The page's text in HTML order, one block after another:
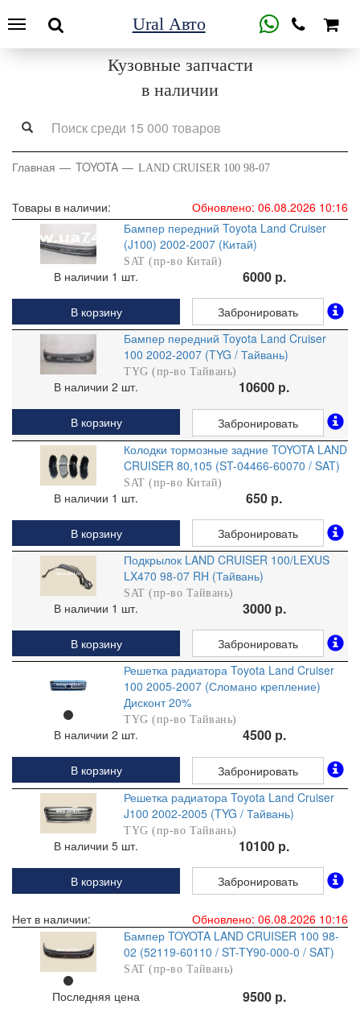
Ural Авто
Кузовные запчасти
в наличии
Главная TOYOTA LAND CRUISER 100 98-07
Товары в наличии:
Обновлено: 06.08.2026 10:16
Бампер передний Toyota Land Cruiser
(J100) 2002-2007 (Китай)
SAT (пр-во Китай)
В наличии 1 шт. 6000 р.
В корзину
Забронировать
Бампер передний Toyota Land Cruiser
100 2002-2007 (TYG / Тайвань)
TYG (пр-во Тайвань)
В наличии 2 шт. 10600 р.
В корзину
Забронировать
Колодки тормозные задние TOYOTA LAND
CRUISER 80,105 (ST-04466-60070 / SAT)
SAT (пр-во Китай)
В наличии 1 шт. 650 р.
В корзину
Забронировать
Подкрылок LAND CRUISER 100/LEXUS
LX470 98-07 RH (Тайвань)
SAT (пр-во Тайвань)
В наличии 1 шт. 3000 р.
В корзину
Забронировать
Решетка радиатора Toyota Land Cruiser
100 2005-2007 (Сломано крепление)
Дисконт 20%
TYG (пр-во Тайвань)
В наличии 2 шт. 4500 р.
В корзину
Забронировать
Решетка радиатора Toyota Land Cruiser
J100 2002-2005 (TYG / Тайвань)
TYG (пр-во Тайвань)
В наличии 5 шт. 10100 р.
В корзину Забронировать
Нет в наличии:
Обновлено: 06.08.2026 10:16
Бампер TOYOTA LAND CRUISER 100 98-
02 (52119-60110 / ST-TY90-000-0 / SAT)
SAT (пр-во Тайвань)
Последняя цена 9500 р.